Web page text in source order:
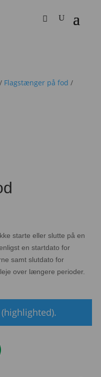
/ Flagstænger på fod /
starte eller slutte på en
en startdato for
samt slutdato for
over længere perioder.